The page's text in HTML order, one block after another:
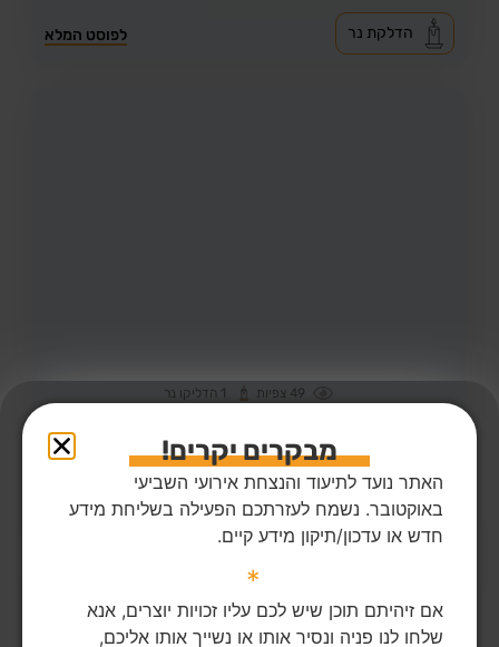
לפוסט המלא הדלקת נר
49 צפיות 1 הדליקו נר
מקום קבורה: תל אביב ירקון
מור כהן ז"ל נסע לחגוג במסיבה שממנה לא שב
לפוסט המלא הדלקת נר
מבקרים יקרים!
האתר נועד לתיעוד והנצחת אירועי השביעי
באוקטובר. נשמח לעזרתכם הפעילה בשליחת מידע
חדש או עדכון/תיקון מידע קיים.
*
אם זיהיתם תוכן שיש לכם עליו זכויות יוצרים, אנא
שלחו לנו פניה ונסיר אותו או נשייך אותו אליכם,